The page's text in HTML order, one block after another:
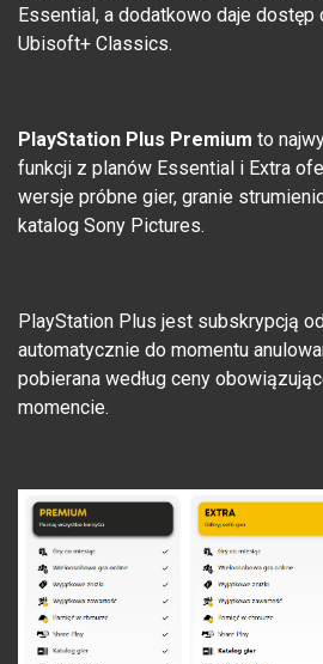
Essential, a dodatkowo daje dostęp
Ubisoft+ Classics.
PlayStation Plus Premium to
funkcji z planów Essential i Extra
wersje próbne gier, granie
katalog Sony Pictures.
PlayStation Plus jest subskrypcją
automatycznie do momentu
pobierana według ceny
momencie.